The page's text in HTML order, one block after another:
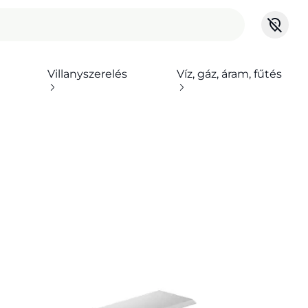
Villanyszerelés Víz, gáz, áram, fűtés